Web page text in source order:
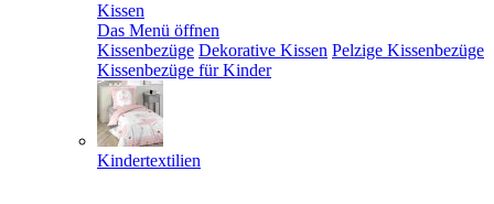
Kissen
Das Menü öffnen
Kissenbezüge Dekorative Kissen Pelzige Kissenbezüge
Kissenbezüge für Kinder
Kindertextilien